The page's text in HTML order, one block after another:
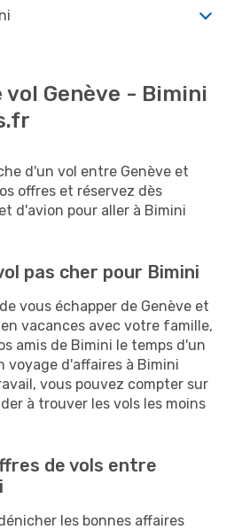
Genève - Bimini
d'un vol entre Genève et
offres et réservez dès
d'avion pour aller à Bimini
pas cher pour Bimini
vous échapper de Genève et
vacances avec votre famille,
amis de Bimini le temps d'un
voyage d'affaires à Bimini
vous pouvez compter sur
à trouver les vols les moins
de vols entre
les bonnes affaires